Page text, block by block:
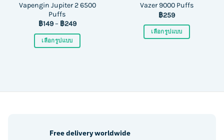
Vapengin Jupiter 2 6500
Puffs
฿149– ฿249
เลือกรูปแบบ
may
Vazer 9000 Puffs
฿259
เลือกรูปแบบ
Free delivery worldwide